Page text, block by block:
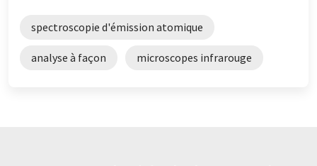
spectroscopie d'émission atomique
analyse à façon microscopes infrarouge